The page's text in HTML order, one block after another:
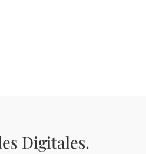
Digitales.